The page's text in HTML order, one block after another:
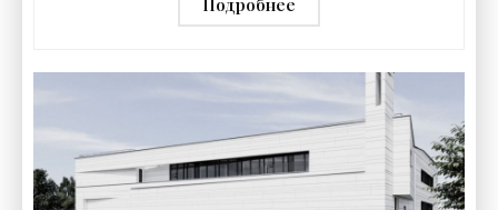
Подробнее